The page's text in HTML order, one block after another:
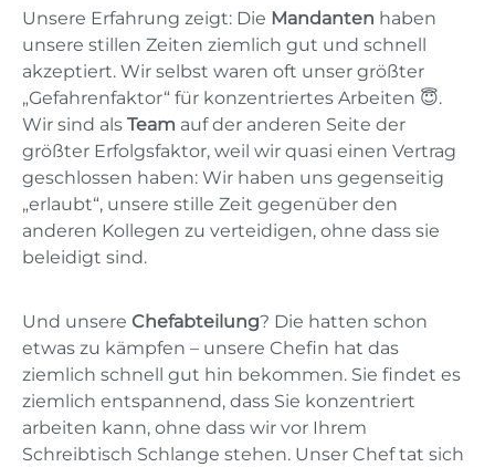
Unsere Erfahrung zeigt: Die Mandanten haben
unsere stillen Zeiten ziemlich gut und schnell
akzeptiert. Wir selbst waren oft unser größter
„Gefahrenfaktor“ für konzentriertes Arbeiten 😇.
Wir sind als Team auf der anderen Seite der
größter Erfolgsfaktor, weil wir quasi einen Vertrag
geschlossen haben: Wir haben uns gegenseitig
„erlaubt“, unsere stille Zeit gegenüber den
anderen Kollegen zu verteidigen, ohne dass sie
beleidigt sind.
Und unsere Chefabteilung? Die hatten schon
etwas zu kämpfen – unsere Chefin hat das
ziemlich schnell gut hin bekommen. Sie findet es
ziemlich entspannend, dass Sie konzentriert
arbeiten kann, ohne dass wir vor Ihrem
Schreibtisch Schlange stehen. Unser Chef tat sich